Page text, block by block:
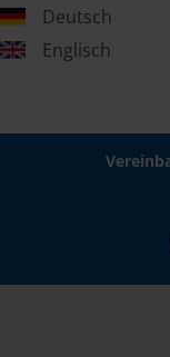
Deutsch
Englisch